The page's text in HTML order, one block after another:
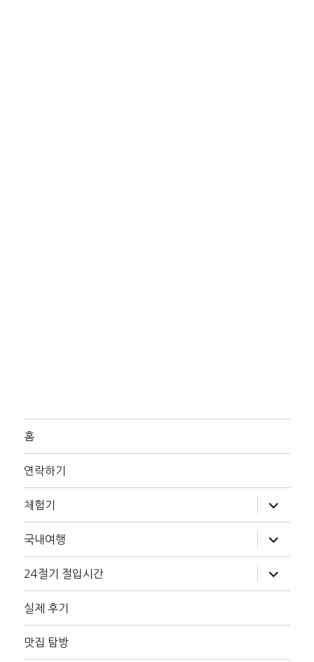
홈
연락하기
체험기
위
메
확
장
국내여행
위
메
확
장
24절기 절입시간
위
메
장
실제 후기
맛집 탐방